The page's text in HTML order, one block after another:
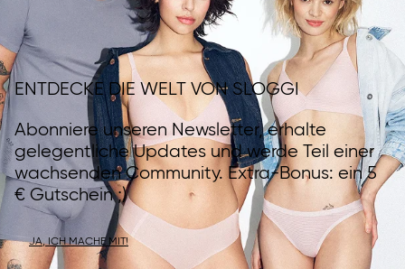
ENTDECKE DIE WELT VON SLOGGI
Abonniere unseren Newsletter, erhalte
gelegentliche Updates und werde Teil einer
wachsenden Community. Extra-Bonus: ein 5
€ Gutschein ;)
JA, ICH MACHE MIT!